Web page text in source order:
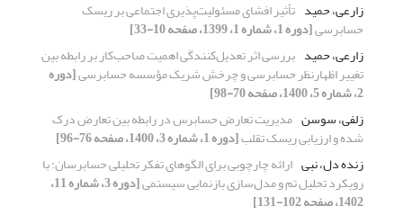
زارعی، حمید تأثیر افشای مسئولیت‌پذیری اجتماعی بر ریسک
حسابرسی[دوره 1، شماره 1، 1399، صفحه 10-33]
زارعی، حمید بررسی اثر تعدیل‌کنندگی اهمیت صاحب‌کار بر رابطه بین
تغییر اظهارنظر حسابرسی و چرخش شریک مؤسسه حسابرسی[دوره
2، شماره 5، 1400، صفحه 70-98]
زلفی، سوسن مدیریت تعارض حسابرس در رابطه بین تعارض درک
شده و ارزیابی ریسک تقلب[دوره 1، شماره 3، 1400، صفحه 76-96]
زنده دل، نبی ارائه چارچوبی برای الگوهای تفکر تحلیلی حسابرسان: با
رویکرد تحلیل تم و مدل‌سازی بازنمایی سیستمی [دوره 3، شماره 11،
1402، صفحه 102-131]